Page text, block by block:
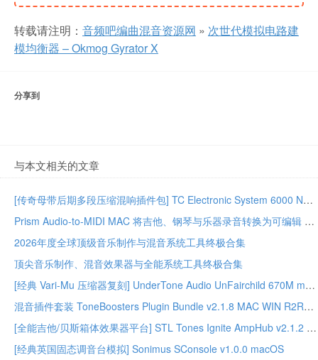
转载请注明： 音频吧编曲混音资源网 » 次世代模拟电路建
模均衡器 – Okmog Gyrator X
分享到
与本文相关的文章
[传奇母带后期多段压缩混响插件包] TC Electronic System 6000 Native Series Bundle 02.2026-GUISEPPE [MacOSX]（203MB）
Prism Audio-to-MIDI MAC 将吉他、钢琴与乐器录音转换为可编辑 MIDI
2026年度全球顶级音乐制作与混音系统工具终极合集
顶尖音乐制作、混音效果器与全能系统工具终极合集
[经典 Vari-Mu 压缩器复刻] UnderTone Audio UnFairchild 670M mkII v1.0.8 WiN/MAC – BUBBiX
混音插件套装 ToneBoosters Plugin Bundle v2.1.8 MAC WIN R2R版本
[全能吉他/贝斯箱体效果器平台] STL Tones Ignite AmpHub v2.1.2 2026.07 WiN – ItUsed
[经典英国固态调音台模拟] Sonimus SConsole v1.0.0 macOS